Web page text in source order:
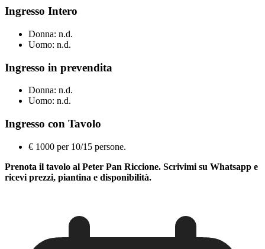
Ingresso Intero
Donna: n.d.
Uomo: n.d.
Ingresso in prevendita
Donna: n.d.
Uomo: n.d.
Ingresso con Tavolo
€ 1000 per 10/15 persone.
Prenota il tavolo al Peter Pan Riccione. Scrivimi su Whatsapp e
ricevi prezzi, piantina e disponibilità.